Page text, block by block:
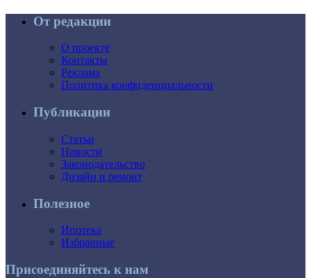
От редакции
О проекте
Контакты
Реклама
Политика конфиденциальности
Публикации
Статьи
Новости
Законодательство
Дизайн и ремонт
Полезное
Ипотека
Избранные
Присоединяйтесь к нам